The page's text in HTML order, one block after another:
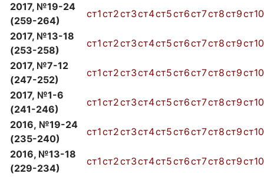
2017, №19-24
(259-264)
ст1ст2ст3ст4ст5ст6ст7ст8ст9ст10
2017, №13-18
(253-258)
ст1ст2ст3ст4ст5ст6ст7ст8ст9ст10
2017, №7-12
(247-252)
ст1ст2ст3ст4ст5ст6ст7ст8ст9ст10
2017, №1-6
(241-246)
ст1ст2ст3ст4ст5ст6ст7ст8ст9ст10
2016, №19-24
(235-240)
ст1ст2ст3ст4ст5ст6ст7ст8ст9ст10
2016, №13-18
(229-234)
ст1ст2ст3ст4ст5ст6ст7ст8ст9ст10